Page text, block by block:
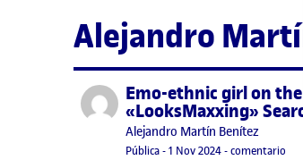
Alejandro
Publicado porEmo-ethnic girl on the
«LooksMaxxing»
Publicado por
Alejandro Martín Benítez
Visibilidad:
Pública-Fecha de publicación
1 Nov 20241 noviembre,
-comentario